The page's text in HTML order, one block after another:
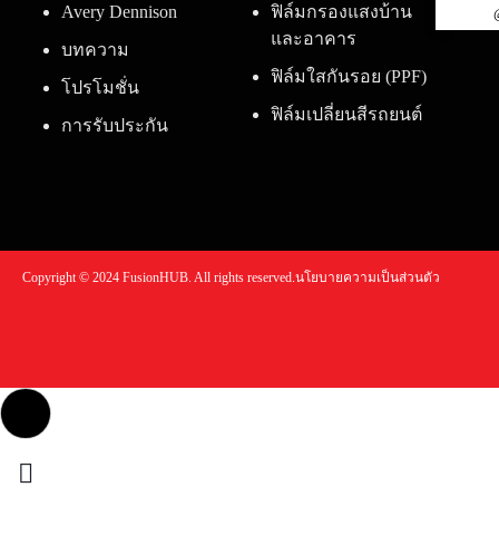
Avery Dennison
บทความ
โปรโมชั่น
การรับประกัน
ฟิล์มกรองแสงบ้าน
และอาคาร
ฟิล์มใสกันรอย (PPF)
ฟิล์มเปลี่ยนสีรถยนต์
Copyright © 2024 FusionHUB. All rights reserved. นโยบายความเป็นส่วนตัว